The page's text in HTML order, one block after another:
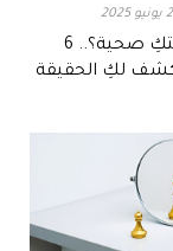
2025
هل صداقتكِ صحية؟.. 6
لكِ الحقيقة